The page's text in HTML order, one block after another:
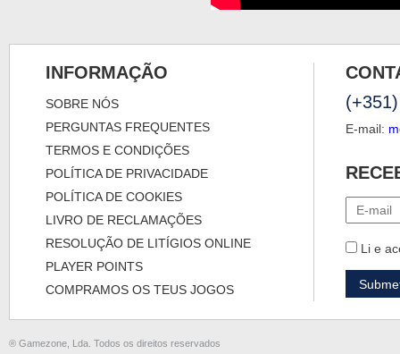
INFORMAÇÃO
SOBRE NÓS
PERGUNTAS FREQUENTES
TERMOS E CONDIÇÕES
POLÍTICA DE PRIVACIDADE
POLÍTICA DE COOKIES
LIVRO DE RECLAMAÇÕES
RESOLUÇÃO DE LITÍGIOS ONLINE
PLAYER POINTS
COMPRAMOS OS TEUS JOGOS
E-mail:
Li e
® Gamezone, Lda. Todos os direitos reservados